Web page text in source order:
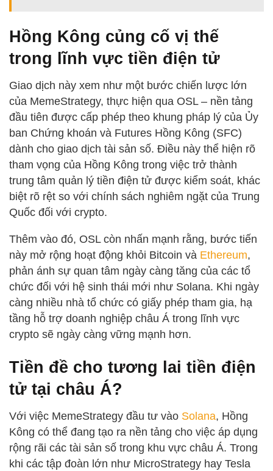
Hồng Kông củng cố vị thế
trong lĩnh vực tiền điện tử
Giao dịch này xem như một bước chiến lược lớn
của MemeStrategy, thực hiện qua OSL – nền tảng
đầu tiên được cấp phép theo khung pháp lý của Ủy
ban Chứng khoán và Futures Hồng Kông (SFC)
dành cho giao dịch tài sản số. Điều này thể hiện rõ
tham vọng của Hồng Kông trong việc trở thành
trung tâm quản lý tiền điện tử được kiểm soát, khác
biệt rõ rệt so với chính sách nghiêm ngặt của Trung
Quốc đối với crypto.
Thêm vào đó, OSL còn nhấn mạnh rằng, bước tiến
này mở rộng hoạt động khỏi Bitcoin và Ethereum,
phản ánh sự quan tâm ngày càng tăng của các tổ
chức đối với hệ sinh thái mới như Solana. Khi ngày
càng nhiều nhà tổ chức có giấy phép tham gia, hạ
tầng hỗ trợ doanh nghiệp châu Á trong lĩnh vực
crypto sẽ ngày càng vững mạnh hơn.
Tiền đề cho tương lai tiền điện
tử tại châu Á?
Với việc MemeStrategy đầu tư vào Solana, Hồng
Kông có thể đang tạo ra nền tảng cho việc áp dụng
rộng rãi các tài sản số trong khu vực châu Á. Trong
khi các tập đoàn lớn như MicroStrategy hay Tesla